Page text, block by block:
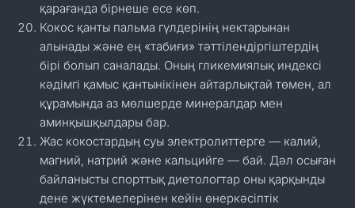
қарағанда бірнеше есе көп.
Кокос қанты пальма гүлдерінің нектарынан
алынады және ең «табиғи» тәттілендіргіштердің
бірі болып саналады. Оның гликемиялық индексі
кәдімгі қамыс қантынікінен айтарлықтай төмен, ал
құрамында аз мөлшерде минералдар мен
аминқышқылдары бар.
Жас кокостардың суы электролиттерге — калий,
магний, натрий және кальцийге — бай. Дәл осыған
байланысты спорттық диетологтар оны қарқынды
дене жүктемелерінен кейін өнеркәсіптік